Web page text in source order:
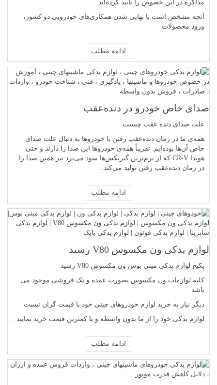
مذاکره در این خصوص را تایید کرده‌اند.
آنچه مشخص است با نهایی شدن همکاری‌های خودرویی دو کشور،
ورود محصولات
ادامه مطلب
صدای خاص خودرو در دنده‌عقب
علت صدای دنده عقب چیست
همه‌ی ما در زمان دنده‌عقب رفتن با خودروها به دنبال علت صدای
خاص آن‌ها بوده‌ایم. تقریباً همه‌ی خودروها این صدا را دارند و حتی
هوندا CR-V که از نرم‌ترین گیربکس‌ها سود می‌برد نیز همین صدا را
در زمان دنده‌عقب رفتن تولید می‌کند.
ادامه مطلب
لوازم یدکی ون مکسوس V80 رسید
پکیج لوازم یدکی مینی بوس ون مکسوس V80 رسید
کلیه لوازمات ون مکسوس بصورت عمده و تک فروشی موجود می
باشد
دیگر نیاز به خرید لوازم خودروهای چینی خود با قیمت گران نیست
لوازم یدکی خود را از ما بدون واسطه و با کمترین قیمت خرید نمایید .
ادامه مطلب